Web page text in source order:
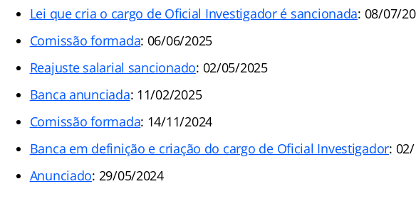
Lei que cria o cargo de Oficial Investigador é sancionada: 08/07/
Comissão formada: 06/06/2025
Reajuste salarial sancionado: 02/05/2025
Banca anunciada: 11/02/2025
Comissão formada: 14/11/2024
Banca em definição e criação do cargo de Oficial Investigador:
Anunciado: 29/05/2024